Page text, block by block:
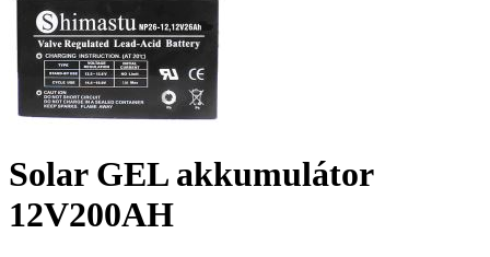
Solar GEL akkumulátor
12V200AH